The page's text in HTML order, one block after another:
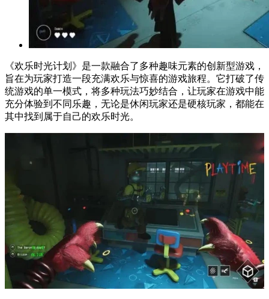
《欢乐时光计划》是一款融合了多种趣味元素的创新型游戏，
旨在为玩家打造一段充满欢乐与惊喜的游戏旅程。它打破了传
统游戏的单一模式，将多种玩法巧妙结合，让玩家在游戏中能
充分体验到不同乐趣，无论是休闲玩家还是硬核玩家，都能在
其中找到属于自己的欢乐时光。